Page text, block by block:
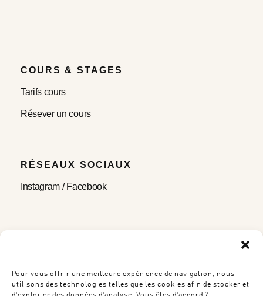
Pour vous offrir une meilleure expérience de navigation, nous
utilisons des technologies telles que les cookies afin de stocker et
COURS & STAGES
Tarifs cours
Résever un cours
RÉSEAUX SOCIAUX
Instagram / Facebook
l'atelier